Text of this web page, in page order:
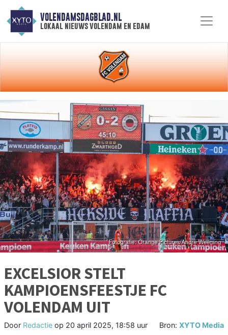
VOLENDAMSDAGBLAD.NL
lokaal nieuws volendam en edam
EXCELSIOR STELT
KAMPIOENSFEESTJE FC
VOLENDAM UIT
Door Redactie op 20 april 2025, 18:58 uur Bron: XYTO Media